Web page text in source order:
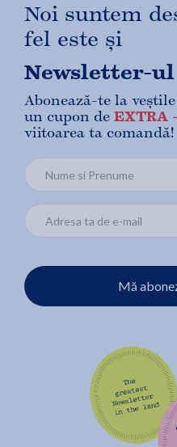
Noi suntem
fel este și
Newsletter-
Abonează-te la
un cupon de EXTRA -
viitoarea ta comandă!
Mă